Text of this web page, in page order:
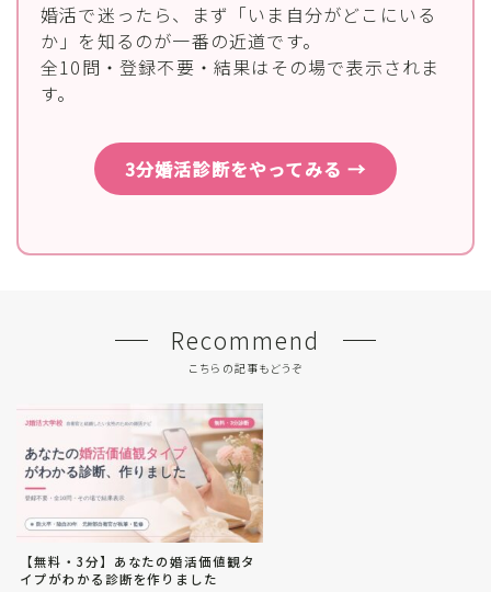
婚活で迷ったら、まず「いま自分がどこにいる
か」を知るのが一番の近道です。
全10問・登録不要・結果はその場で表示されま
す。
3分婚活診断をやってみる →
Recommend
こちらの記事もどうぞ
【無料・3分】あなたの婚活価値観タ
イプがわかる診断を作りました